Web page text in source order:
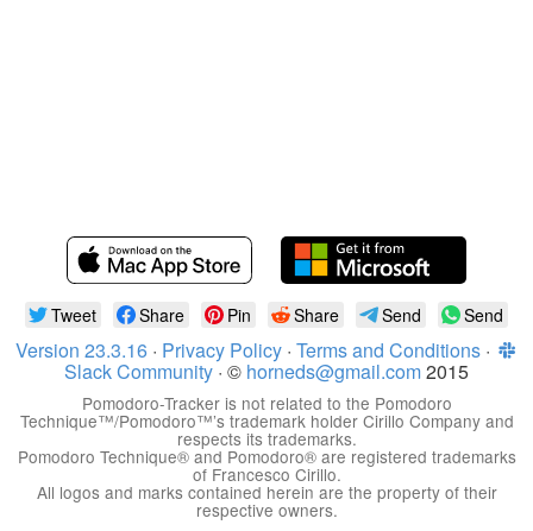
Tweet Share Pin Share Send Send
Version 23.3.16· Privacy Policy· Terms and Conditions·
Slack Community· © horneds@gmail.com2015
Pomodoro-Tracker is not related to the Pomodoro
Technique™/Pomodoro™’s trademark holder Cirillo Company and
respects its trademarks.
Pomodoro Technique® and Pomodoro® are registered trademarks
of Francesco Cirillo.
All logos and marks contained herein are the property of their
respective owners.